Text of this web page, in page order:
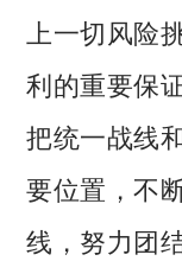
上一切风险
利的重要保
把统一战线
要位置，不
线，努力团